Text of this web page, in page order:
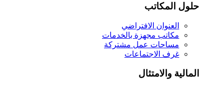
حلول المكاتب
العنوان الافتراضي
مكاتب مجهزة بالخدمات
مساحات عمل مشتركة
غرف الاجتماعات
المالية والامتثال